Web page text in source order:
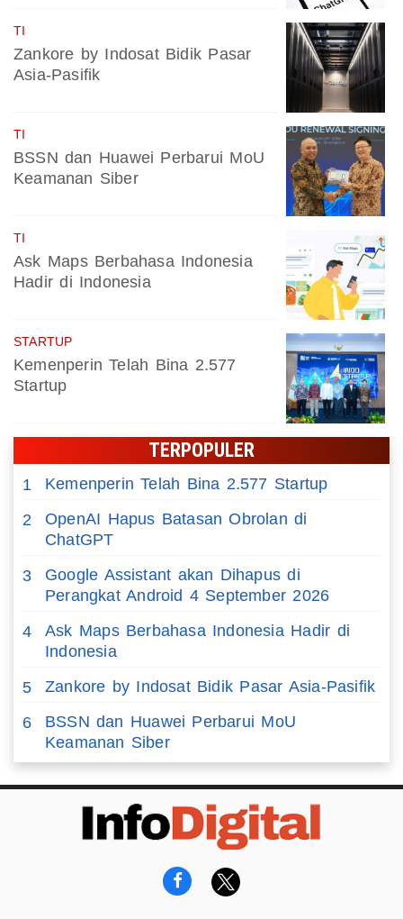
TI
Zankore by Indosat Bidik Pasar
Asia-Pasifik
TI
BSSN dan Huawei Perbarui MoU
Keamanan Siber
TI
Ask Maps Berbahasa Indonesia
Hadir di Indonesia
STARTUP
Kemenperin Telah Bina 2.577
Startup
TERPOPULER
1
Kemenperin Telah Bina 2.577 Startup
2
OpenAI Hapus Batasan Obrolan di
ChatGPT
3
Google Assistant akan Dihapus di
Perangkat Android 4 September 2026
4
Ask Maps Berbahasa Indonesia Hadir di
Indonesia
5
Zankore by Indosat Bidik Pasar Asia-Pasifik
6
BSSN dan Huawei Perbarui MoU
Keamanan Siber